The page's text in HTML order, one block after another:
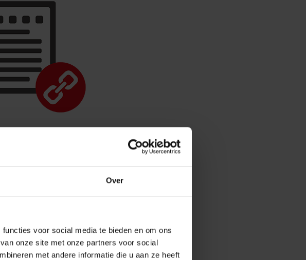
Over
voor social media te bieden en om ons
onze site met onze partners voor social
met andere informatie die u aan ze heeft